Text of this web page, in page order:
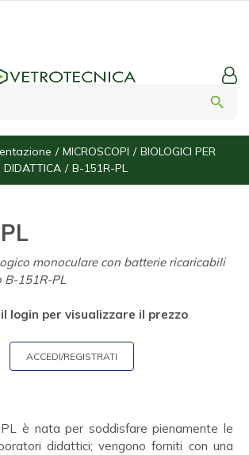
search
MICROSCOPI
BIOLOGICI PER
DIDATTICA
B-151R-PL
monoculare con batterie ricaricabili
B-151R-PL
login per visualizzare il prezzo
ACCEDI/REGISTRATI
è nata per soddisfare pienamente le
didattici; vengono forniti con una